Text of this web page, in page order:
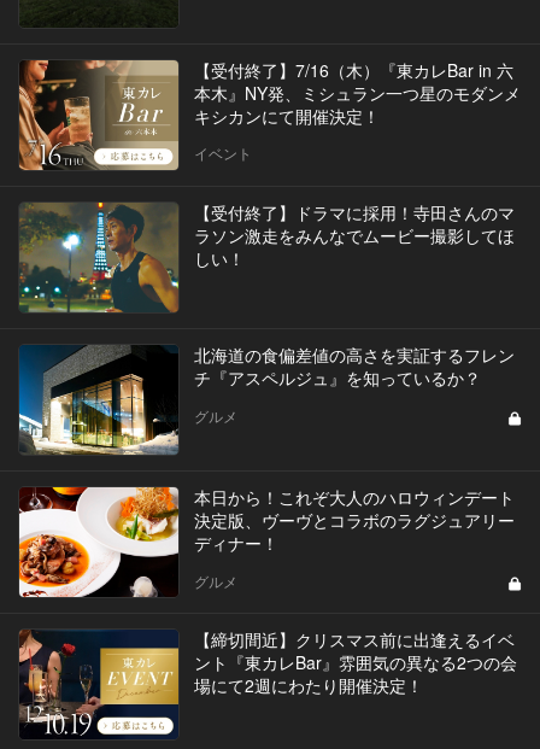
【受付終了】7/16（木）『東カレBar in 六
本木』NY発、ミシュラン一つ星のモダンメ
キシカンにて開催決定！
イベント
【受付終了】ドラマに採用！寺田さんのマ
ラソン激走をみんなでムービー撮影してほ
しい！
北海道の食偏差値の高さを実証するフレン
チ『アスペルジュ』を知っているか？
グルメ
本日から！これぞ大人のハロウィンデート
決定版、ヴーヴとコラボのラグジュアリー
ディナー！
グルメ
【締切間近】クリスマス前に出逢えるイベ
ント『東カレBar』雰囲気の異なる2つの会
場にて2週にわたり開催決定！